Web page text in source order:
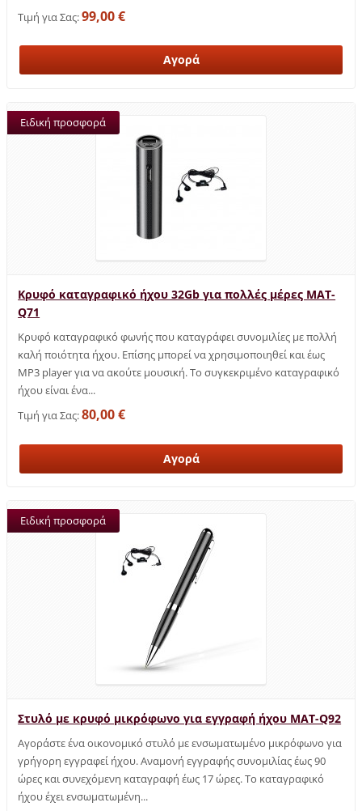
Τιμή για Σας:99,00 €
Κρυφό καταγραφικό ήχου 32Gb για πολλές μέρες MAT-
Q71
Ειδική προσφορά
Κρυφό καταγραφικό φωνής που καταγράφει συνομιλίες με πολλή
καλή ποιότητα ήχου. Επίσης μπορεί να χρησιμοποιηθεί και έως
MP3 player για να ακούτε μουσική. Το συγκεκριμένο καταγραφικό
ήχου είναι ένα...
Τιμή για Σας:80,00 €
Στυλό με κρυφό μικρόφωνο για εγγραφή ήχου MAT-Q92
Ειδική προσφορά
Αγοράστε ένα οικονομικό στυλό με ενσωματωμένο μικρόφωνο για
γρήγορη εγγραφεί ήχου. Αναμονή εγγραφής συνομιλίας έως 90
ώρες και συνεχόμενη καταγραφή έως 17 ώρες. Το καταγραφικό
ήχου έχει ενσωματωμένη...